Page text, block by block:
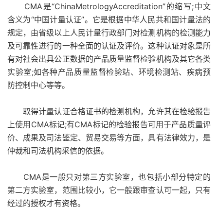
CMA是“ChinaMetrologyAccreditation”的缩写;中文
含义为“中国计量认证”。它是根据中华人民共和国计量法的
规定，由省级以上人民计量行政部门对检测机构的检测能力
及可靠性进行的一种全面的认证及评价。这种认证对象是所
有对社会出具公正数据的产品质量监督检验机构及其它各类
实验室;如各种产品质量监督检验站、环境检测站、疾病预
防控制中心等等。
取得计量认证合格证书的检测机构，允许其在检验报告
上使用CMA标记;有CMA标记的检验报告可用于产品质量评
价、成果及司法鉴定、贸易交易等方面，具有法律效力，是
仲裁和司法机构采信的依据。
CMA是一般只对第三方实验室，也包括小部分特定的
第二方实验室，范围比较小，它一般跟审查认可一起，只有
经过的授权才有资格。